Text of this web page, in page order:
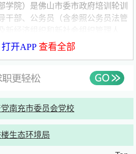
学院）是佛山市委市政府培训轮训
干部、公务员（含参照公务员法管
主党派骨干和无党派知名人士、村
术人员执行事业序列管理）。根据
》和《广东省事业单位公开招聘人
告如下：
打开APP查看全部
南充市委员会党校
生态环境局